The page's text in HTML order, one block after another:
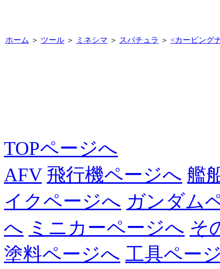
ホーム ＞ ツール ＞ ミネシマ ＞ スパチュラ ＞ <カービング
TOPページへ
AFV 飛行機ページへ 艦
イクページへ ガンダム
へ ミニカーページへ そ
塗料ページへ 工具ペー